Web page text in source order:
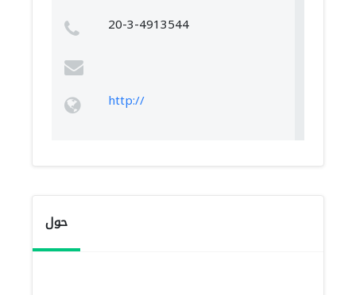
20-3-4913544
http://
حول